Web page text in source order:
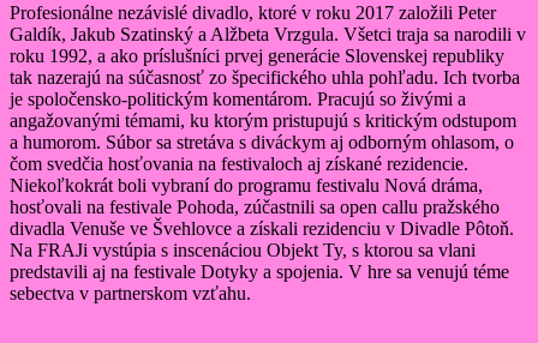
Profesionálne nezávislé divadlo, ktoré v roku 2017 založili Peter
Galdík, Jakub Szatinský a Alžbeta Vrzgula. Všetci traja sa narodili v
roku 1992, a ako príslušníci prvej generácie Slovenskej republiky
tak nazerajú na súčasnosť zo špecifického uhla pohľadu. Ich tvorba
je spoločensko-politickým komentárom. Pracujú so živými a
angažovanými témami, ku ktorým pristupujú s kritickým odstupom
a humorom. Súbor sa stretáva s diváckym aj odborným ohlasom, o
čom svedčia hosťovania na festivaloch aj získané rezidencie.
Niekoľkokrát boli vybraní do programu festivalu Nová dráma,
hosťovali na festivale Pohoda, zúčastnili sa open callu pražského
divadla Venuše ve Švehlovce a získali rezidenciu v Divadle Pôtoň.
Na FRAJi vystúpia s inscenáciou Objekt Ty, s ktorou sa vlani
predstavili aj na festivale Dotyky a spojenia. V hre sa venujú téme
sebectva v partnerskom vzťahu.